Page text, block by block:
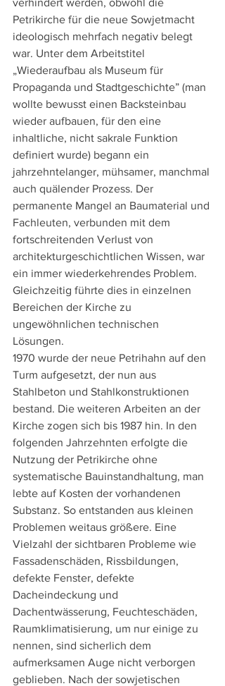
verhindert werden, obwohl die
Petrikirche für die neue Sowjetmacht
ideologisch mehrfach negativ belegt
war. Unter dem Arbeitstitel
„Wiederaufbau als Museum für
Propaganda und Stadtgeschichte” (man
wollte bewusst einen Backsteinbau
wieder aufbauen, für den eine
inhaltliche, nicht sakrale Funktion
definiert wurde) begann ein
jahrzehntelanger, mühsamer, manchmal
auch quälender Prozess. Der
permanente Mangel an Baumaterial und
Fachleuten, verbunden mit dem
fortschreitenden Verlust von
architekturgeschichtlichen Wissen, war
ein immer wiederkehrendes Problem.
Gleichzeitig führte dies in einzelnen
Bereichen der Kirche zu
ungewöhnlichen technischen
Lösungen.
1970 wurde der neue Petrihahn auf den
Turm aufgesetzt, der nun aus
Stahlbeton und Stahlkonstruktionen
bestand. Die weiteren Arbeiten an der
Kirche zogen sich bis 1987 hin. In den
folgenden Jahrzehnten erfolgte die
Nutzung der Petrikirche ohne
systematische Bauinstandhaltung, man
lebte auf Kosten der vorhandenen
Substanz. So entstanden aus kleinen
Problemen weitaus größere. Eine
Vielzahl der sichtbaren Probleme wie
Fassadenschäden, Rissbildungen,
defekte Fenster, defekte
Dacheindeckung und
Dachentwässerung, Feuchteschäden,
Raumklimatisierung, um nur einige zu
nennen, sind sicherlich dem
aufmerksamen Auge nicht verborgen
geblieben. Nach der sowjetischen